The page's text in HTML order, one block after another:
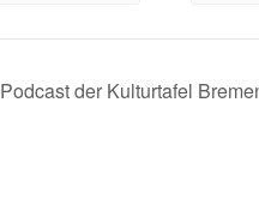
Podcast der Kulturtafel